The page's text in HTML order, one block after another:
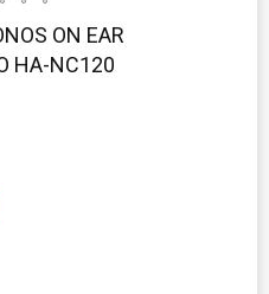
ON EAR
HA-NC120